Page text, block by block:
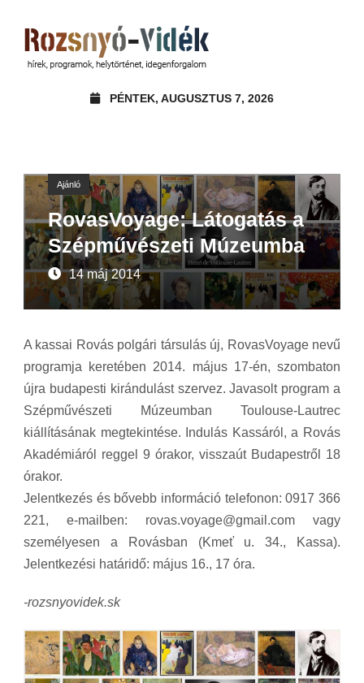
PÉNTEK, AUGUSZTUS 7, 2026
Ajánló
RovasVoyage: Látogatás a
Szépművészeti Múzeumba
14 máj 2014
A kassai Rovás polgári társulás új, RovasVoyage nevű
programja keretében 2014. május 17-én, szombaton
újra budapesti kirándulást szervez. Javasolt program a
Szépművészeti Múzeumban Toulouse-Lautrec
kiállításának megtekintése. Indulás Kassáról, a Rovás
Akadémiáról reggel 9 órakor, visszaút Budapestről 18
órakor.
Jelentkezés és bővebb információ telefonon: 0917 366
221, e-mailben: rovas.voyage@gmail.com vagy
személyesen a Rovásban (Kmeť u. 34., Kassa).
Jelentkezési határidő: május 16., 17 óra.
-rozsnyovidek.sk